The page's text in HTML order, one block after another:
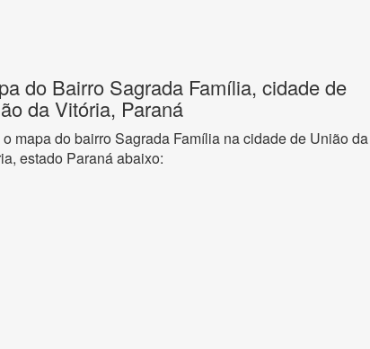
do Bairro Sagrada Família, cidade de
da Vitória, Paraná
mapa do bairro Sagrada Família na cidade de União da
estado Paraná abaixo: